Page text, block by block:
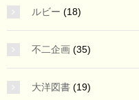
ルビー (18)
不二企画 (35)
大洋図書 (19)